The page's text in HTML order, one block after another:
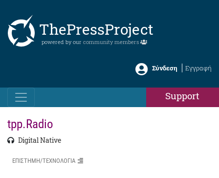
ThePressProject
powered by our community members
Σύνδεση Εγγραφή
Support
tpp.Radio
Digital Native
ΕΠΙΣΤΗΜΗ/ΤΕΧΝΟΛΟΓΙΑ